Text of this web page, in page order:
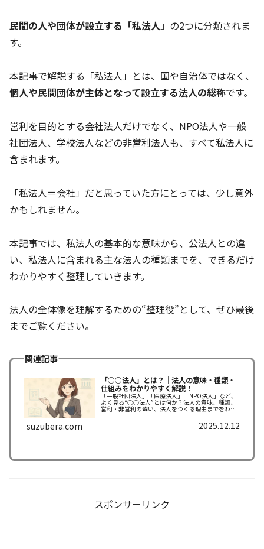
民間の人や団体が設立する「私法人」 の2つに分類されま
す。
本記事で解説する「私法人」とは、国や自治体ではなく、
個人や民間団体が主体となって設立する法人の総称です。
営利を目的とする会社法人だけでなく、NPO法人や一般
社団法人、学校法人などの非営利法人も、すべて私法人に
含まれます。
「私法人＝会社」だと思っていた方にとっては、少し意外
かもしれません。
本記事では、私法人の基本的な意味から、公法人との違
い、私法人に含まれる主な法人の種類までを、できるだけ
わかりやすく整理していきます。
法人の全体像を理解するための“整理役”として、ぜひ最後
までご覧ください。
関連記事
「○○法人」とは？｜法人の意味・種類・
仕組みをわかりやすく解説！
「一般社団法人」「医療法人」「NPO法人」など、
よく見る“○○法人”とは何か？法人の意味、種類、
営利・非営利の違い、法人をつくる理由までをわか
suzubera.com 2025.12.12
スポンサーリンク